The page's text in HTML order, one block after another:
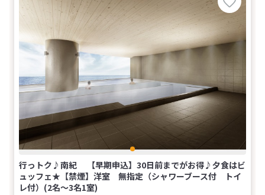
行っトク♪南紀 【早期申込】30日前までがお得♪夕食はビ
ュッフェ★【禁煙】洋室 無指定（シャワーブース付 トイ
レ付）(2名～3名1室)